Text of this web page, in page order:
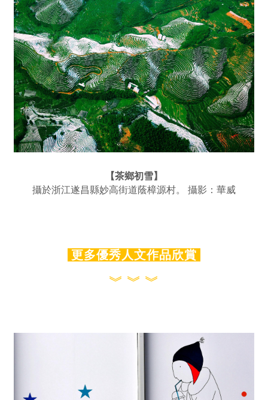
【茶鄉初雪】
攝於浙江遂昌縣妙高街道蔭樟源村。 攝影：華威
更多優秀人文作品欣賞
︾ ︾ ︾